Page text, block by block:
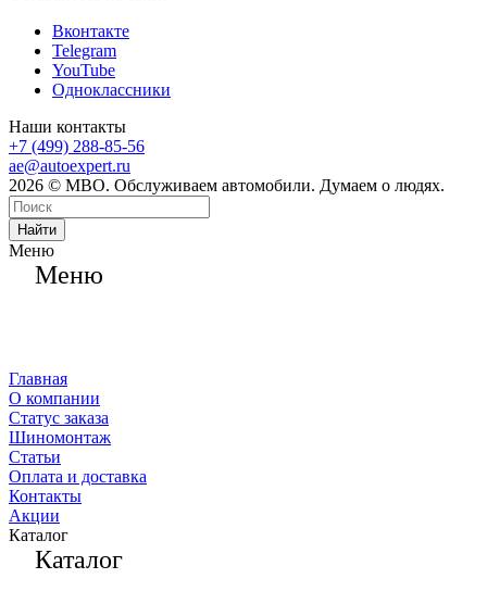
Вконтакте
Telegram
YouTube
Одноклассники
Наши контакты
+7 (499) 288-85-56
ae@autoexpert.ru
2026 © МВО. Обслуживаем автомобили. Думаем о людях.
Найти
Меню
Меню
Главная
О компании
Статус заказа
Шиномонтаж
Статьи
Оплата и доставка
Контакты
Акции
Каталог
Каталог